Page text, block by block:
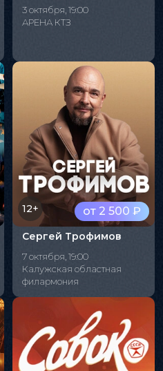
3 октября, 19:00
АРЕНА КТЗ
от 2 500 ₽
12+
Сергей Трофимов
7 октября, 19:00
Калужская областная
филармония